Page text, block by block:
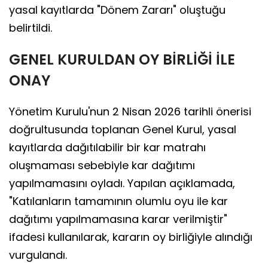
yasal kayıtlarda "Dönem Zararı" oluştuğu
belirtildi.
GENEL KURULDAN OY BİRLİĞİ İLE
ONAY
Yönetim Kurulu'nun 2 Nisan 2026 tarihli önerisi
doğrultusunda toplanan Genel Kurul, yasal
kayıtlarda dağıtılabilir bir kar matrahı
oluşmaması sebebiyle kar dağıtımı
yapılmamasını oyladı. Yapılan açıklamada,
"Katılanların tamamının olumlu oyu ile kar
dağıtımı yapılmamasına karar verilmiştir"
ifadesi kullanılarak, kararın oy birliğiyle alındığı
vurgulandı.